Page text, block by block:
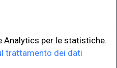
per le statistiche.
trattamento dei dati